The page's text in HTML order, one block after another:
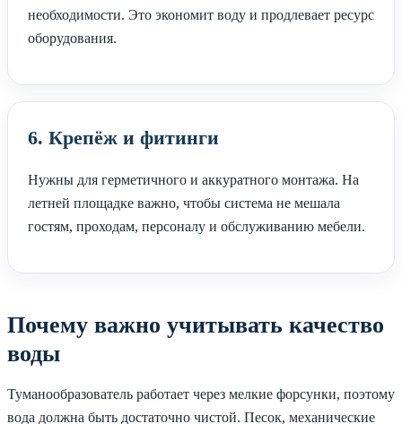
необходимости. Это экономит воду и продлевает ресурс
оборудования.
6. Крепёж и фитинги
Нужны для герметичного и аккуратного монтажа. На
летней площадке важно, чтобы система не мешала
гостям, проходам, персоналу и обслуживанию мебели.
Почему важно учитывать качество
воды
Туманообразователь работает через мелкие форсунки, поэтому
вода должна быть достаточно чистой. Песок, механические